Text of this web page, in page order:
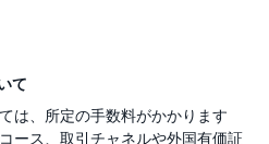
て
は、所定の手数料がかかります
ース、取引チャネルや外国有価証